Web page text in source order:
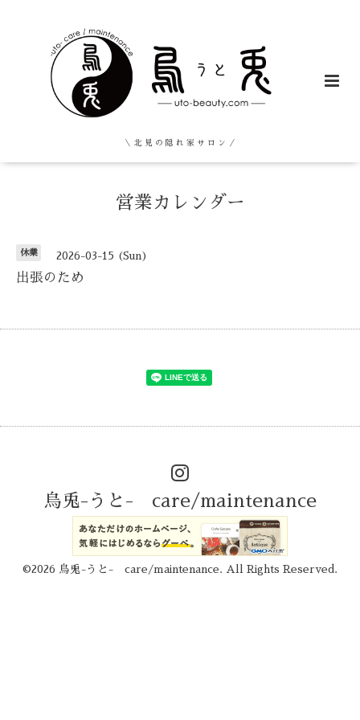
＼ 北 見 の 隠 れ 家 サ ロ ン ／
営業カレンダー
休業 2026-03-15 (Sun)
出張のため
烏兎-うと- care/maintenance
©2026 烏兎-うと- care/maintenance . All Rights Reserved.